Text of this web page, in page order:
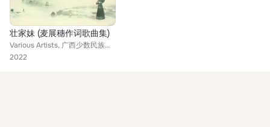
壮家妹 (麦展穗作词歌曲集)
Various Artists, 广西少数民族歌手班, 柳州歌舞团, 阿幼朵, 谭晶, 陈莉莉, 王宏伟, 广西艺术学院, 彭丽媛, 刘罡, 皮晓彩, 北京青春组合
2022